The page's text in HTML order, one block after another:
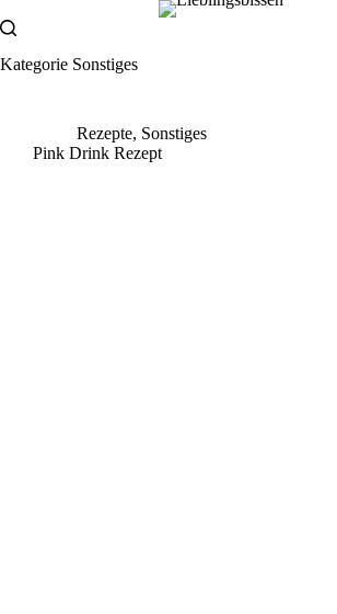
Inhalt
Kategorie Sonstiges
Rezepte, Sonstiges
Pink Drink Rezept